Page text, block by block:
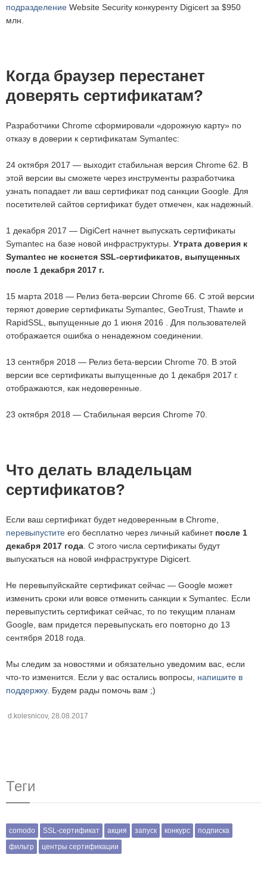
подразделение Website Security конкуренту Digicert за $950
млн.
Когда браузер перестанет
доверять сертификатам?
Разработчики Chrome сформировали «дорожную карту» по
отказу в доверии к сертификатам Symantec:
24 октября 2017 — выходит стабильная версия Chrome 62. В
этой версии вы сможете через инструменты разработчика
узнать попадает ли ваш сертификат под санкции Google. Для
посетителей сайтов сертификат будет отмечен, как надежный.
1 декабря 2017 — DigiCert начнет выпускать сертификаты
Symantec на базе новой инфраструктуры. Утрата доверия к
Symantec не коснется SSL-сертификатов, выпущенных
после 1 декабря 2017 г.
15 марта 2018 — Релиз бета-версии Chrome 66. С этой версии
теряют доверие сертификаты Symantec, GeoTrust, Thawte и
RapidSSL, выпущенные до 1 июня 2016 . Для пользователей
отображается ошибка о ненадежном соединении.
13 сентября 2018 — Релиз бета-версии Chrome 70. В этой
версии все сертификаты выпущенные до 1 декабря 2017 г.
отображаются, как недоверенные.
23 октября 2018 — Стабильная версия Chrome 70.
Что делать владельцам
сертификатов?
Если ваш сертификат будет недоверенным в Chrome,
перевыпустите его бесплатно через личный кабинет после 1
декабря 2017 года . С этого числа сертификаты будут
выпускаться на новой инфраструктуре Digicert.
Не перевыпуйскайте сертификат сейчас — Google может
изменить сроки или вовсе отменить санкции к Symantec. Если
перевыпустить сертификат сейчас, то по текущим планам
Google, вам придется перевыпускать его повторно до 13
сентября 2018 года.
Мы следим за новостями и обязательно уведомим вас, если
что-то изменится. Если у вас остались вопросы, напишите в
поддержку. Будем рады помочь вам ;)
d.kolesnicov, 28.08.2017
Теги
comodo SSL-сертификат акция запуск конкурс
подписка
фильтр
центры сертификации